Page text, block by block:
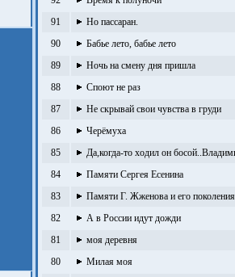
91
Но пассаран.
90
Бабье лето, бабье лето
89
Ночь на смену дня пришла
88
Споют не раз
87
Не скрывай свои чувства в груди
86
Черёмуха
85
Да,когда-то ходил он
84
Памяти Сергея Есенина
83
Памяти Г. Жженова и его поколения
82
А в России идут дожди
81
моя деревня
80
Милая моя